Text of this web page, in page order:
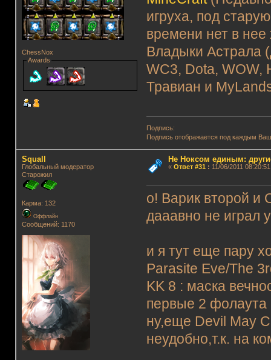
ChessNox
Awards
игруха, под
времени нет в
Владыки Астрала
WC3, Dota,
Травиан и
Подпись:
Подпись отображается под каждым
Squall
Глобальный модератор
Старожил
Карма: 132
Оффлайн
Сообщений: 1170
Не Ноксом единым:
« Ответ #31: 11/06/2011
о! Варик второй и
дааавно не играл
и я тут еще пару
Parasite Eve/The
KK 8 : маска
первые 2
ну,еще Devil May
неудобно,т.к. на